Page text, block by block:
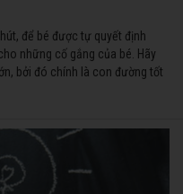
để bé được tự quyết định
những cố gắng của bé. Hãy
bởi đó chính là con đường tốt